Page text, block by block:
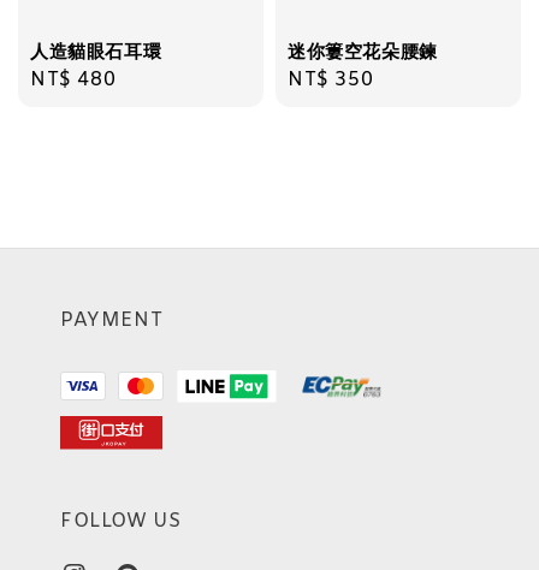
人造貓眼石耳環
Regular
NT$ 480
迷你簍空花朵腰鍊
Regular
NT$ 350
PAYMENT
FOLLOW US